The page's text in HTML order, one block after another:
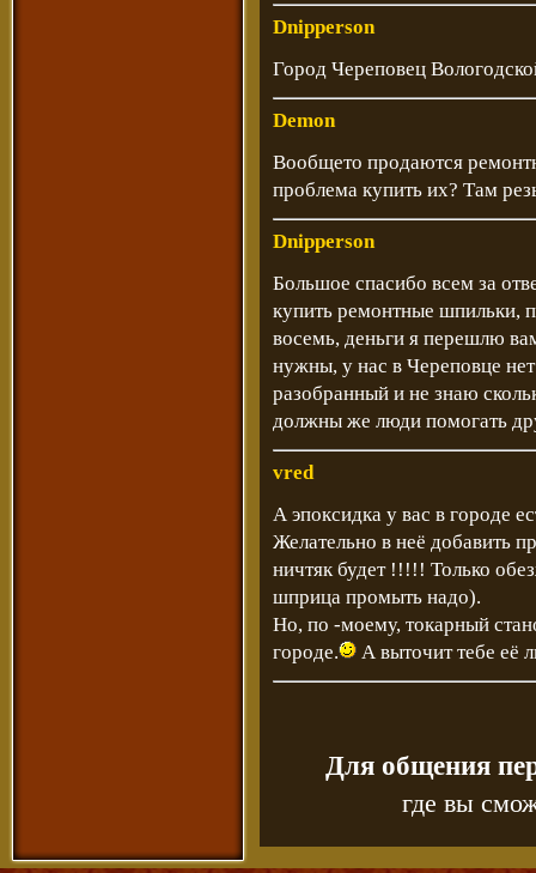
Dnipperson
Город Череповец
Demon
Вообщето продаются
проблема купить их? Там
Dnipperson
Большое спасибо всем за
купить ремонтные шпильки,
восемь, деньги я перешлю
нужны, у нас в Череповце
разобранный и не знаю
должны же люди помогать
vred
А эпоксидка у вас в городе
Желательно в неё добавить
ничтяк будет !!!!! Только
шприца промыть надо).
Но, по -моему, токарный
городе.
А выточит тебе её
Для общения
где вы